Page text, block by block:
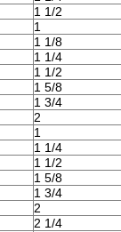
1 1/2
1
1 1/8
1 1/4
1 1/2
1 5/8
1 3/4
2
1
1 1/4
1 1/2
1 5/8
1 3/4
2
2 1/4